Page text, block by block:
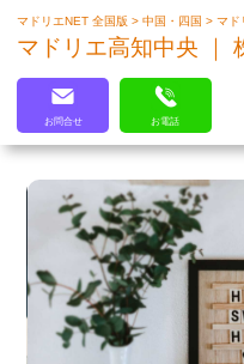
マドリエは
クリアした
マドリエNET 全国版>中国・四国>マド
マドリエ高知中央 ｜
お問合せ お電話